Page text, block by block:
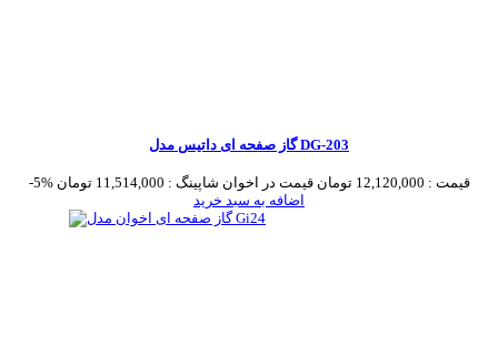
گاز صفحه ای داتیس مدل DG-203
-5% قیمت : 12,120,000 تومان قیمت در اخوان شاپینگ : 11,514,000 تومان
اضافه به سبد خرید